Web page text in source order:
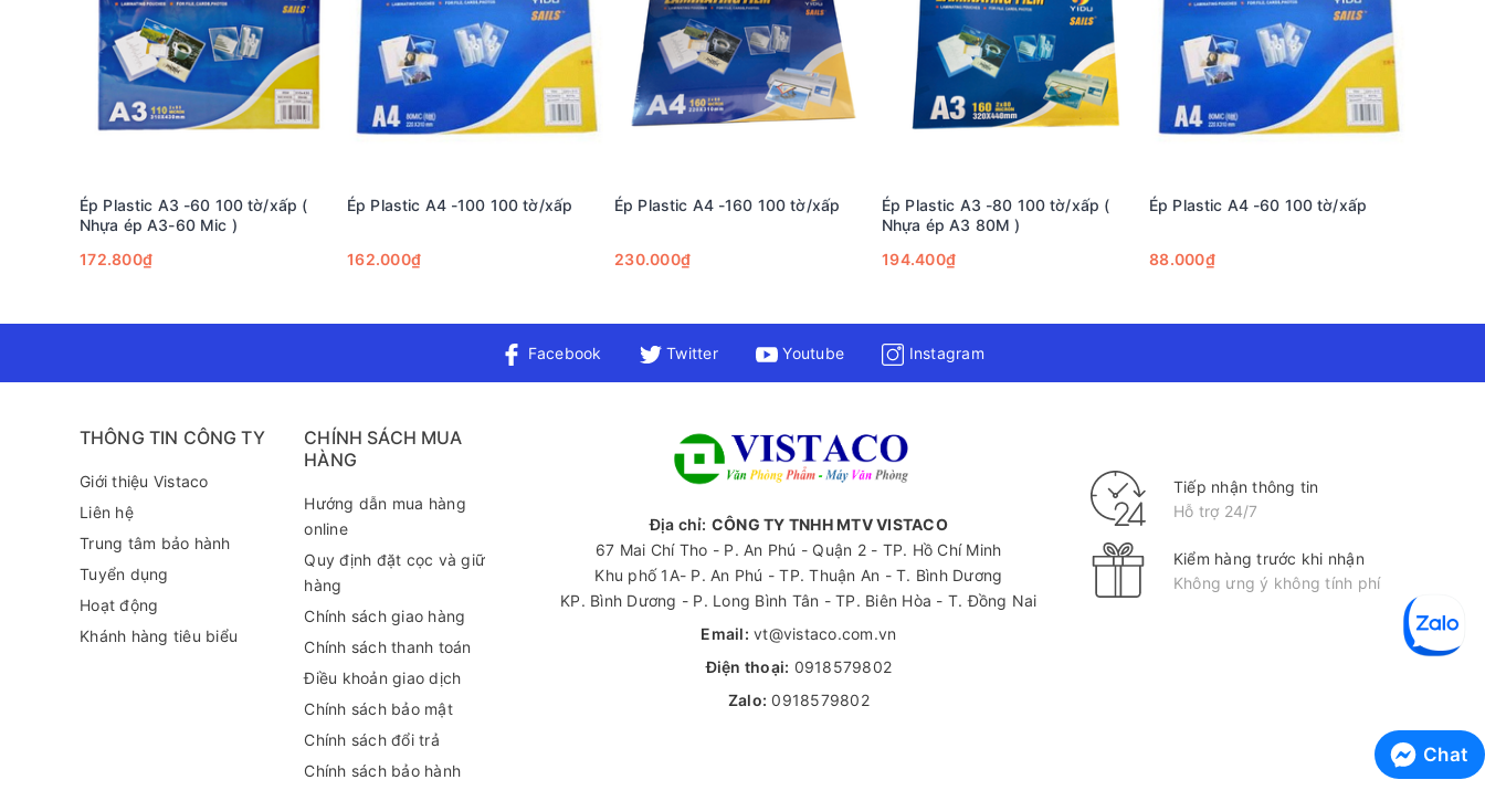
Ép Plastic A3 -60 100 tờ/xấp (
Nhựa ép A3-60 Mic )
172.800₫
Ép Plastic A4 -100 100 tờ/xấp
162.000₫
Ép Plastic A4 -160 100 tờ/xấp
230.000₫
Ép Plastic A3 -80 100 tờ/xấp (
Nhựa ép A3 80M )
194.400₫
Ép Plastic A4 -60 100 tờ/xấp
88.000₫
Facebook Twitter Youtube Instagram
THÔNG TIN CÔNG TY
Giới thiệu Vistaco
Liên hệ
Trung tâm bảo hành
Tuyển dụng
Hoạt động
Khánh hàng tiêu biểu
CHÍNH SÁCH MUA
HÀNG
Hướng dẫn mua hàng
online
Quy định đặt cọc và giữ
hàng
Chính sách giao hàng
Chính sách thanh toán
Điều khoản giao dịch
Chính sách bảo mật
Chính sách đổi trả
Chính sách bảo hành
Địa chỉ: CÔNG TY TNHH MTV VISTACO
67 Mai Chí Tho - P. An Phú - Quận 2 - TP. Hồ Chí Minh
Khu phố 1A- P. An Phú - TP. Thuận An - T. Bình Dương
KP. Bình Dương - P. Long Bình Tân - TP. Biên Hòa - T. Đồng Nai
Email: vt@vistaco.com.vn
Điện thoại: 0918579802
Zalo: 0918579802
Tiếp nhận thông tin
Hỗ trợ 24/7
Kiểm hàng trước khi nhận
Không ưng ý không tính phí
Chat